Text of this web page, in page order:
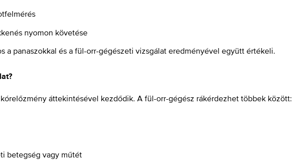
nyomon követése
a panaszokkal és a fül-orr-gégészeti vizsgálat eredményével együtt értékeli.
áttekintésével kezdődik. A fül-orr-gégész rákérdezhet többek között:
betegség vagy műtét